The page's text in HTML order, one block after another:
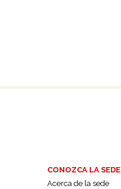
CONOZCA LA SEDE
Acerca de la sede